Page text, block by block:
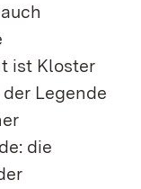
ist Kloster
Legende
die